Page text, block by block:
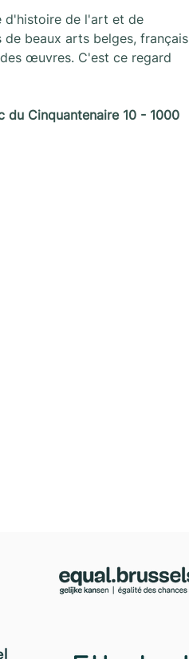
d'histoire de l'art et de
de beaux arts belges, français
œuvres. C'est ce regard
Cinquantenaire 10 - 1000